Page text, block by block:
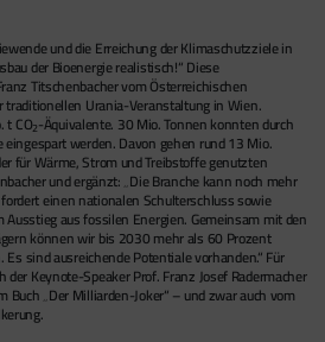
und die Erreichung der Klimaschutzziele in
der Bioenergie realistisch!“ Diese
Titschenbacher vom Österreichischen
traditionellen Urania-Veranstaltung in Wien.
t CO2-Äquivalente. 30 Mio. Tonnen konnten durch
werden. Davon gehen rund 13 Mio.
für Wärme, Strom und Treibstoffe genutzten
und ergänzt: „Die Branche kann noch mehr
einen nationalen Schulterschluss sowie
aus fossilen Energien. Gemeinsam mit den
können wir bis 2030 mehr als 60 Prozent
sind ausreichende Potentiale vorhanden.“ Für
Keynote-Speaker Prof. Franz Josef Radermacher
„Der Milliarden-Joker“ – und zwar auch vom